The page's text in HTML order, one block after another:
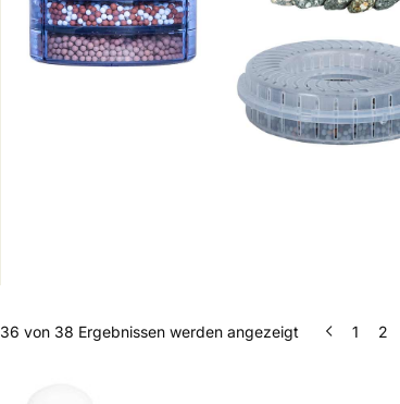
von 38 Ergebnissen werden angezeigt 1 2